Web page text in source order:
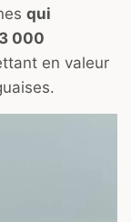
qui
000
en valeur